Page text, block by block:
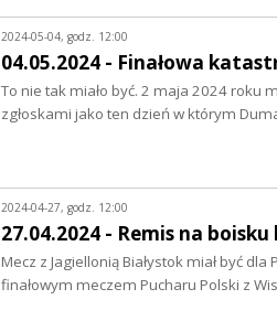
2024-05-04, godz. 12:00
04.05.2024 - Finałowa
To nie tak miało być. 2 maja 2024 roku
zgłoskami jako ten dzień w którym
2024-04-27, godz. 12:00
27.04.2024 - Remis na
Mecz z Jagiellonią Białystok miał być
finałowym meczem Pucharu Polski z